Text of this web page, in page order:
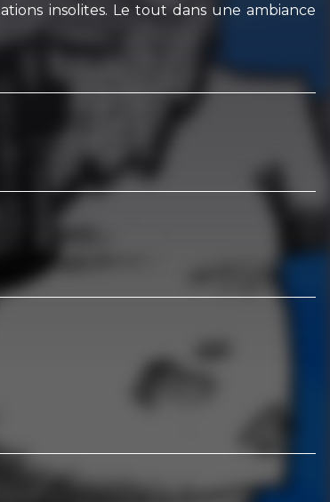
insolites. Le tout dans une ambiance